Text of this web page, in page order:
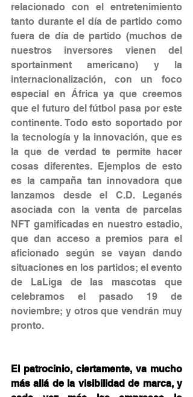
relacionado con el entretenimiento
tanto durante el día de partido como
fuera de día de partido (muchos de
nuestros inversores vienen del
sportainment americano) y la
internacionalización, con un foco
especial en África ya que creemos
que el futuro del fútbol pasa por este
continente. Todo esto soportado por
la tecnología y la innovación, que es
la que de verdad te permite hacer
cosas diferentes. Ejemplos de esto
es la campaña tan innovadora que
lanzamos desde el C.D. Leganés
asociada con la venta de parcelas
NFT gamificadas en nuestro estadio,
que dan acceso a premios para el
aficionado según se vayan dando
situaciones en los partidos; el evento
de LaLiga de las mascotas que
celebramos el pasado 19 de
noviembre; y otros que vendrán muy
pronto.
El patrocinio, ciertamente, va mucho
más allá de la visibilidad de marca, y